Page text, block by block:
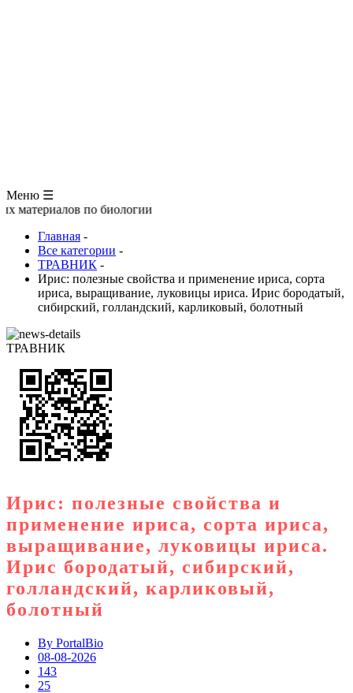
Меню ☰
по биологии
Главная -
Все категории -
ТРАВНИК -
Ирис: полезные свойства и применение ириса, сорта
ириса, выращивание, луковицы ириса. Ирис бородатый,
сибирский, голландский, карликовый, болотный
ТРАВНИК
Ирис: полезные свойства и
применение ириса, сорта ириса,
выращивание, луковицы ириса.
Ирис бородатый, сибирский,
голландский, карликовый,
болотный
By PortalBio
08-08-2026
143
25